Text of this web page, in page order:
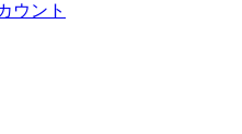
ウント